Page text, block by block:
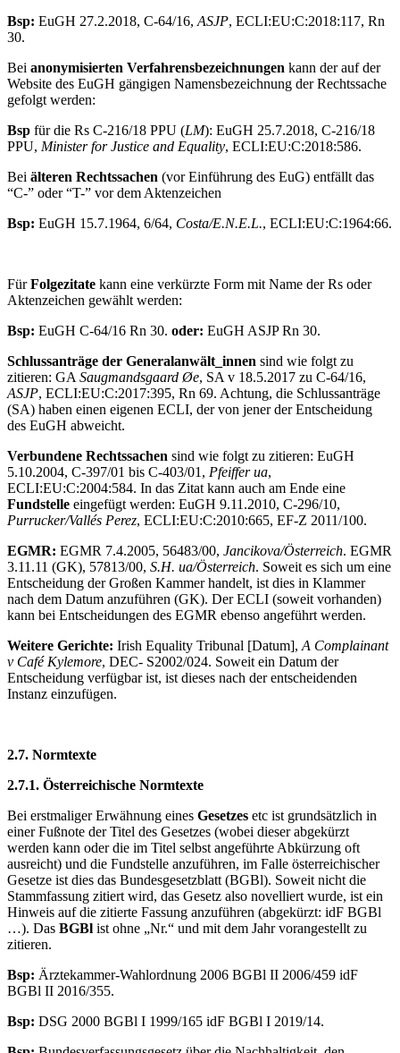
Bsp: EuGH 27.2.2018, C-64/16,ASJP, ECLI:EU:C:2018:117, Rn
30.
Bei anonymisierten Verfahrensbezeichnungen kann der auf der
Website des EuGH gängigen Namensbezeichnung der Rechtssache
gefolgt werden:
Bsp für die Rs C-216/18 PPU (LM): EuGH 25.7.2018, C-216/18
PPU, Minister for Justice and Equality, ECLI:EU:C:2018:586.
Bei älteren Rechtssachen (vor Einführung des EuG) entfällt das
“C-” oder “T-” vor dem Aktenzeichen
Bsp: EuGH 15.7.1964, 6/64, Costa/E.N.E.L., ECLI:EU:C:1964:66.
FürFolgezitate kann eine verkürzte Form mit Name der Rs oder
Aktenzeichen gewählt werden:
Bsp: EuGH C-64/16 Rn 30. oder: EuGH ASJP Rn 30.
Schlussanträge der Generalanwält_innen sind wie folgt zu
zitieren: GASaugmandsgaard Øe, SA v 18.5.2017 zu C-64/16,
ASJP, ECLI:EU:C:2017:395, Rn 69. Achtung, die Schlussanträge
(SA) haben einen eigenen ECLI, der von jener der Entscheidung
des EuGH abweicht.
Verbundene Rechtssachen sind wie folgt zu zitieren: EuGH
5.10.2004, C-397/01 bis C-403/01, Pfeiffer ua,
ECLI:EU:C:2004:584. In das Zitat kann auch am Ende eine
Fundstelle eingefügt werden: EuGH 9.11.2010, C-296/10,
Purrucker/Vallés Perez, ECLI:EU:C:2010:665, EF-Z 2011/100.
EGMR: EGMR 7.4.2005, 56483/00, Jancikova/Österreich. EGMR
3.11.11 (GK), 57813/00, S.H. ua/Österreich. Soweit es sich um eine
Entscheidung der Großen Kammer handelt, ist dies in Klammer
nach dem Datum anzuführen (GK). Der ECLI (soweit vorhanden)
kann bei Entscheidungen des EGMR ebenso angeführt werden.
Weitere Gerichte: Irish Equality Tribunal [Datum],A Complainant
v Café Kylemore, DEC- S2002/024. Soweit ein Datum der
Entscheidung verfügbar ist, ist dieses nach der entscheidenden
Instanz einzufügen.
2.7. Normtexte
2.7.1. Österreichische Normtexte
Bei erstmaliger Erwähnung eines Gesetzes etc ist grundsätzlich in
einer Fußnote der Titel des Gesetzes (wobei dieser abgekürzt
werden kann oder die im Titel selbst angeführte Abkürzung oft
ausreicht) und die Fundstelle anzuführen, im Falle österreichischer
Gesetze ist dies das Bundesgesetzblatt (BGBl). Soweit nicht die
Stammfassung zitiert wird, das Gesetz also novelliert wurde, ist ein
Hinweis auf die zitierte Fassung anzuführen (abgekürzt: idF BGBl
…). Das BGBl ist ohne „Nr.“ und mit dem Jahr vorangestellt zu
zitieren.
Bsp: Ärztekammer-Wahlordnung 2006 BGBl II 2006/459 idF
BGBl II 2016/355.
Bsp: DSG 2000 BGBl I 1999/165 idF BGBl I 2019/14.